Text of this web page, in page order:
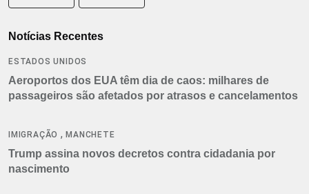
Notícias Recentes
ESTADOS UNIDOS
Aeroportos dos EUA têm dia de caos: milhares de
passageiros são afetados por atrasos e cancelamentos
IMIGRAÇÃO ,MANCHETE
Trump assina novos decretos contra cidadania por
nascimento